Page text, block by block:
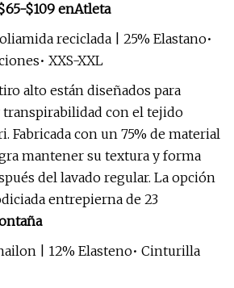
$109 enAtleta
reciclada | 25% Elastano•
XXS-XXL
alto están diseñados para
transpirabilidad con el tejido
Fabricada con un 75% de material
mantener su textura y forma
del lavado regular. La opción
entrepierna de 23
| 12% Elasteno• Cinturilla